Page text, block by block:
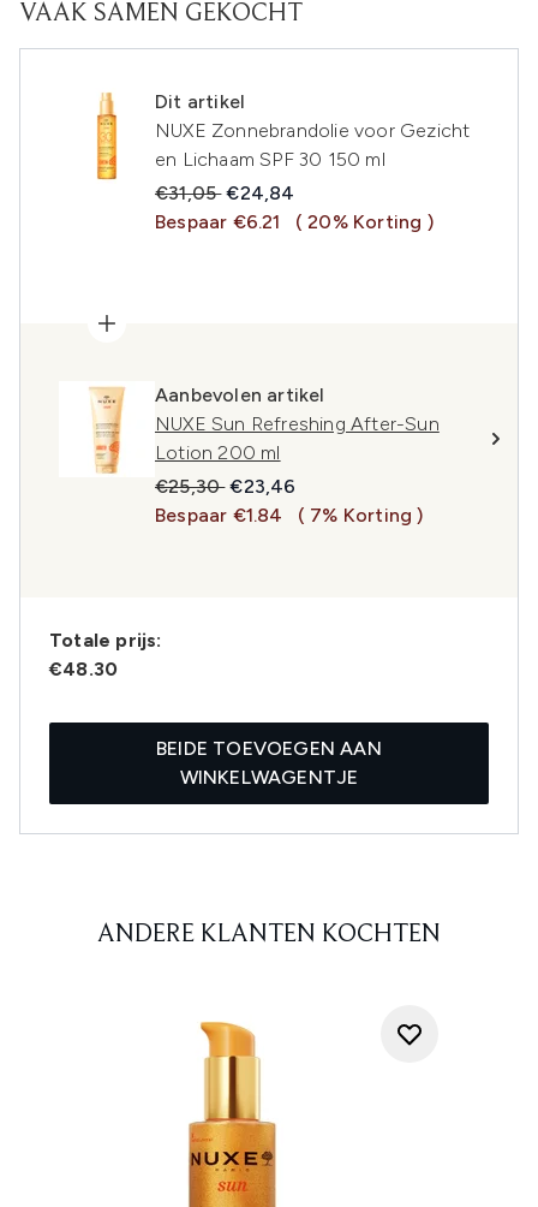
VAAK SAMEN GEKOCHT
Dit artikel
NUXE Zonnebrandolie voor Gezicht
en Lichaam SPF 30 150 ml
Recommended Retail Price:
€31,05Huidige prijs:
€24,84
Bespaar €6.21
( 20% Korting )
Aanbevolen artikel
NUXE Sun Refreshing After-Sun
Lotion 200 ml
Recommended Retail Price:
€25,30Huidige prijs:
€23,46
Bespaar €1.84
( 7% Korting )
Totale prijs:
€48.30
BEIDE TOEVOEGEN AAN
WINKELWAGENTJE
ANDERE KLANTEN KOCHTEN